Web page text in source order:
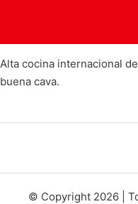
Alta cocina internacional
buena cava.
© Copyright 2026 |